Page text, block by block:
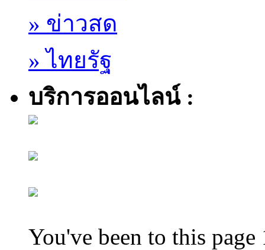
» ข่าวสด
» ไทยรัฐ
บริการออนไลน์ :
You've been to this page